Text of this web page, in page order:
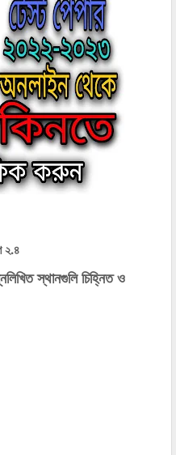
২.৪
স্থানগুলি চিহ্নিত ও